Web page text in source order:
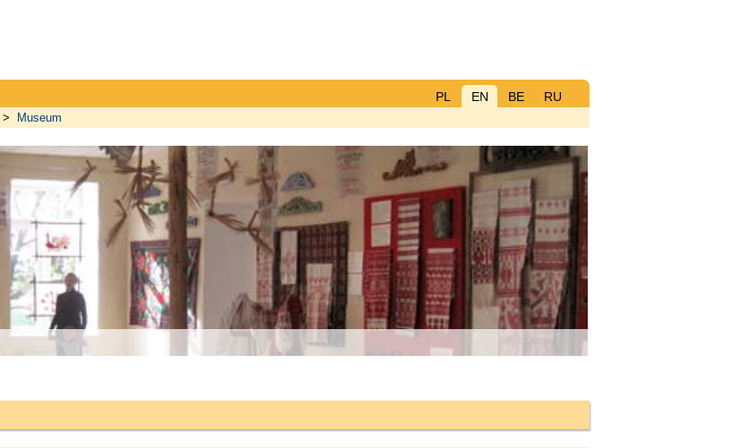
PL EN BE RU
> Museum